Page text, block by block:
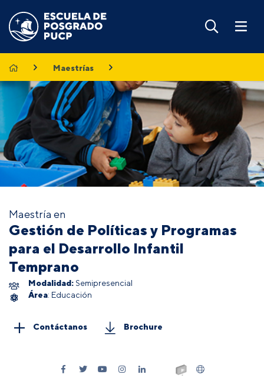
Maestrías
Maestría en
Gestión de Políticas y Programas
para el Desarrollo Infantil
Temprano
Modalidad: Semipresencial
Área: Educación
Contáctanos Brochure